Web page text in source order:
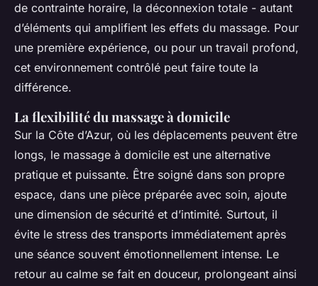
de contrainte horaire, la déconnexion totale - autant
d’éléments qui amplifient les effets du massage. Pour
une première expérience, ou pour un travail profond,
cet environnement contrôlé peut faire toute la
différence.
La flexibilité du massage à domicile
Sur la Côte d’Azur, où les déplacements peuvent être
longs, le massage à domicile est une alternative
pratique et puissante. Être soigné dans son propre
espace, dans une pièce préparée avec soin, ajoute
une dimension de sécurité et d’intimité. Surtout, il
évite le stress des transports immédiatement après
une séance souvent émotionnellement intense. Le
retour au calme se fait en douceur, prolongeant ainsi